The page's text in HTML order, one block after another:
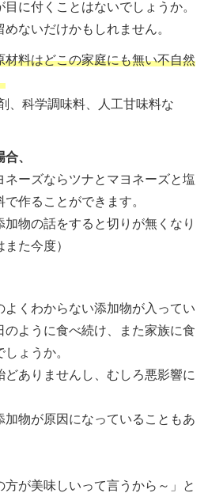
に付くことはないでしょうか。
ないだけかもしれません。
材料はどこの家庭にも無い不自然
、科学調味料、人工甘味料な
、
ーズならツナとマヨネーズと塩
作ることができます。
加物の話をすると切りが無くなり
た今度）
よくわからない添加物が入ってい
のように食べ続け、また家族に食
ょうか。
ありませんし、むしろ悪影響に
加物が原因になっていることもあ
方が美味しいって言うから～」と